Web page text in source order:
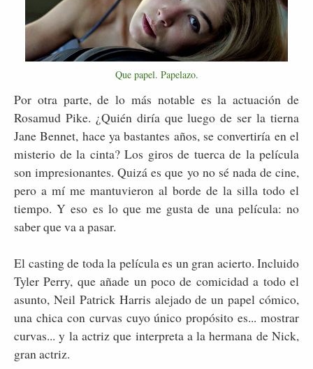
Que papel. Papelazo.
Por otra parte, de lo más notable es la actuación de
Rosamud Pike. ¿Quién diría que luego de ser la tierna
Jane Bennet, hace ya bastantes años, se convertiría en el
misterio de la cinta? Los giros de tuerca de la película
son impresionantes. Quizá es que yo no sé nada de cine,
pero a mí me mantuvieron al borde de la silla todo el
tiempo. Y eso es lo que me gusta de una película: no
saber que va a pasar.
El casting de toda la película es un gran acierto. Incluido
Tyler Perry, que añade un poco de comicidad a todo el
asunto, Neil Patrick Harris alejado de un papel cómico,
una chica con curvas cuyo único propósito es... mostrar
curvas... y la actriz que interpreta a la hermana de Nick,
gran actriz.